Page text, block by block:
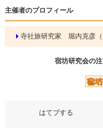
主催者のプロフィール
寺社旅研究家 堀内克彦（
宿坊研究会の